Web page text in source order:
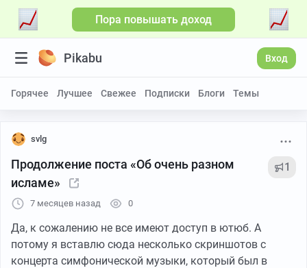
Пора повышать доход
Pikabu Вход
Горячее Лучшее Свежее Подписки Блоги Темы
svlg
Продолжение поста «Об очень разном
исламе»
1
7 месяцев назад 0
Да, к сожалению не все имеют доступ в ютюб. А
потому я вставлю сюда несколько скриншотов с
концерта симфонической музыки, который был в